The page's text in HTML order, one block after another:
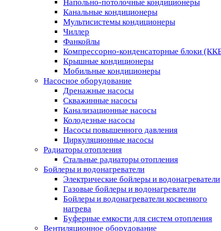
Напольно-потолочные кондиционеры
Канальные кондиционеры
Мультисистемы кондиционеры
Чиллер
Фанкойлы
Компрессорно-конденсаторные блоки
Крышные кондиционеры
Мобильные кондиционеры
Насосное оборудование
Дренажные насосы
Скважинные насосы
Канализационные насосы
Колодезные насосы
Насосы повышенного давления
Циркуляционные насосы
Радиаторы отопления
Стальные радиаторы отопления
Бойлеры и водонагреватели
Электрические бойлеры и водонагреватели
Газовые бойлеры и водонагреватели
Бойлеры и водонагреватели косвенного
нагрева
Буферные емкости для систем отопления
Вентиляционное оборудование